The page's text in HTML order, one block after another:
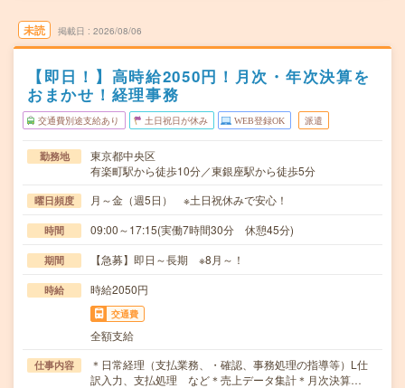
未読 掲載日 2026/08/06
【即日！】高時給2050円！月次・年次決算を
おまかせ！経理事務
交通費別途支給あり 土日祝日が休み WEB登録OK 派遣
勤務地
東京都中央区
有楽町駅から徒歩10分／東銀座駅から徒歩5分
曜日頻度 月～金（週5日） ※土日祝休みで安心！
時間 09:00～17:15(実働7時間30分 休憩45分)
期間 【急募】即日～長期 ※8月～！
時給 時給2050円
交通費
全額支給
仕事内容
＊日常経理（支払業務、・確認、事務処理の指導等）L仕
訳入力、支払処理 など＊売上データ集計＊月次決算…